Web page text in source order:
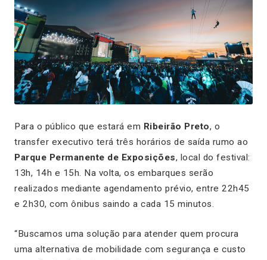
Para o público que estará em Ribeirão Preto, o
transfer executivo terá três horários de saída rumo ao
Parque Permanente de Exposições, local do festival:
13h, 14h e 15h. Na volta, os embarques serão
realizados mediante agendamento prévio, entre 22h45
e 2h30, com ônibus saindo a cada 15 minutos.
“Buscamos uma solução para atender quem procura
uma alternativa de mobilidade com segurança e custo